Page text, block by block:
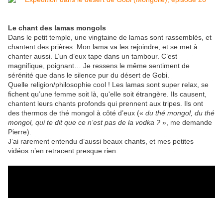
Le chant des lamas mongols
Dans le petit temple, une vingtaine de lamas sont rassemblés, et
chantent des prières. Mon lama va les rejoindre, et se met à
chanter aussi. L’un d’eux tape dans un tambour. C’est
magnifique, poignant… Je ressens le même sentiment de
sérénité que dans le silence pur du désert de Gobi.
Quelle religion/philosophie cool ! Les lamas sont super relax, se
fichent qu’une femme soit là, qu'elle soit étrangère. Ils causent,
chantent leurs chants profonds qui prennent aux tripes. Ils ont
des thermos de thé mongol à côté d’eux (« du thé mongol, du thé
mongol, qui te dit que ce n’est pas de la vodka ? », me demande
Pierre).
J’ai rarement entendu d’aussi beaux chants, et mes petites
vidéos n’en retracent presque rien.